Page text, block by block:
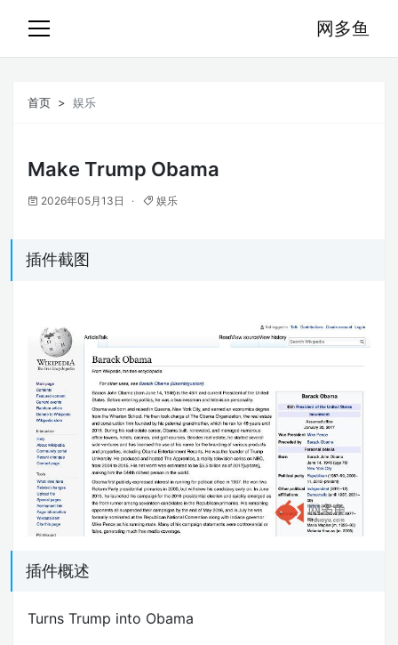
网多鱼
首页 娱乐
Make Trump Obama
2026年05月13日 娱乐
插件截图
插件概述
Turns Trump into Obama